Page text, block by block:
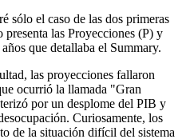
sólo el caso de las dos primeras
las Proyecciones (P) y
que detallaba el Summary.
las proyecciones fallaron
ocurrió la llamada "Gran
por un desplome del PIB y
Curiosamente, los
de la situación difícil del sistema